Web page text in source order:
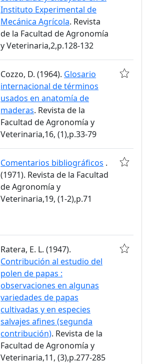
Instituto Experimental de
Mecánica Agrícola. Revista
de la Facultad de Agronomía
y Veterinaria,2,p.128-132
Cozzo, D. (1964). Glosario
internacional de términos
usados en anatomía de
maderas. Revista de la
Facultad de Agronomía y
Veterinaria,16, (1),p.33-79
Comentarios bibliográficos .
(1971). Revista de la Facultad
de Agronomía y
Veterinaria,19, (1-2),p.71
Ratera, E. L. (1947).
Contribución al estudio del
polen de papas :
observaciones en algunas
variedades de papas
cultivadas y en especies
salvajes afines (segunda
contribución). Revista de la
Facultad de Agronomía y
Veterinaria,11, (3),p.277-285